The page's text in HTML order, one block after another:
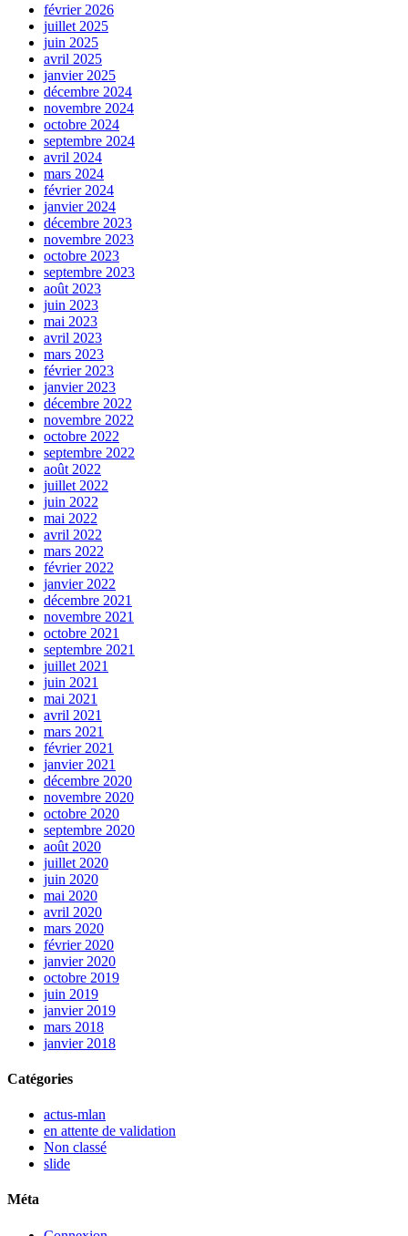
février 2026
juillet 2025
juin 2025
avril 2025
janvier 2025
décembre 2024
novembre 2024
octobre 2024
septembre 2024
avril 2024
mars 2024
février 2024
janvier 2024
décembre 2023
novembre 2023
octobre 2023
septembre 2023
août 2023
juin 2023
mai 2023
avril 2023
mars 2023
février 2023
janvier 2023
décembre 2022
novembre 2022
octobre 2022
septembre 2022
août 2022
juillet 2022
juin 2022
mai 2022
avril 2022
mars 2022
février 2022
janvier 2022
décembre 2021
novembre 2021
octobre 2021
septembre 2021
juillet 2021
juin 2021
mai 2021
avril 2021
mars 2021
février 2021
janvier 2021
décembre 2020
novembre 2020
octobre 2020
septembre 2020
août 2020
juillet 2020
juin 2020
mai 2020
avril 2020
mars 2020
février 2020
janvier 2020
octobre 2019
juin 2019
janvier 2019
mars 2018
janvier 2018
Catégories
actus-mlan
en attente de validation
Non classé
slide
Méta